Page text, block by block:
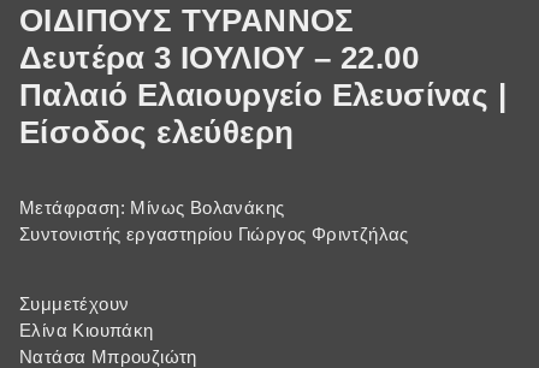
ΟΙΔΙΠΟΥΣ ΤΥΡΑΝΝΟΣ
Δευτέρα 3 ΙΟΥΛΙΟΥ – 22.00
Παλαιό Ελαιουργείο Ελευσίνας |
Είσοδος ελεύθερη
Μετάφραση: Μίνως Βολανάκης
Συντονιστής εργαστηρίου Γιώργος Φριντζήλας
Συμμετέχουν
Ελίνα Κιουπάκη
Νατάσα Μπρουζιώτη